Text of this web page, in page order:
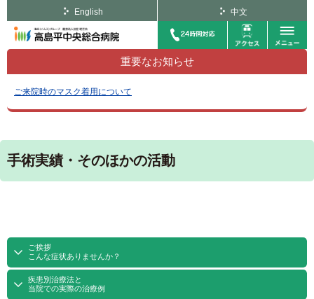
English 中文
重要なお知らせ
ご来院時のマスク着用について
手術実績・そのほかの活動
ご挨拶
こんな症状ありませんか？
疾患別治療法と
当院での実際の治療例